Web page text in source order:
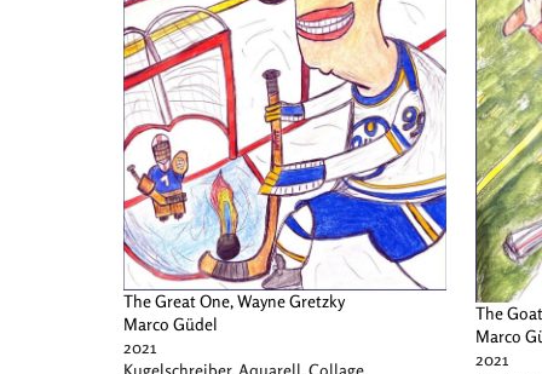
The Great One, Wayne Gretzky
Marco Güdel
2021
Kugelschreiber, Aquarell, Collage
The
Marco
2021